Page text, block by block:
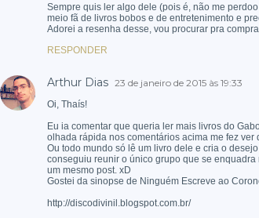
Sempre quis ler algo dele (pois é, não me
meio fã de livros bobos e de entretenimento e
Adorei a resenha desse, vou procurar pra
RESPONDER
Arthur Dias 23 de janeiro de 2015 às 19:33
Oi, Thaís!
Eu ia comentar que queria ler mais livros do
olhada rápida nos comentários acima me fez ver
Ou todo mundo só lê um livro dele e cria o
conseguiu reunir o único grupo que se
um mesmo post. xD
Gostei da sinopse de Ninguém Escreve ao
http://discodivinil.blogspot.com.br/